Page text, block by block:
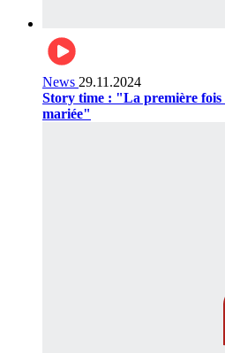
News 29.11.2024
Story time : "La première fois
mariée"